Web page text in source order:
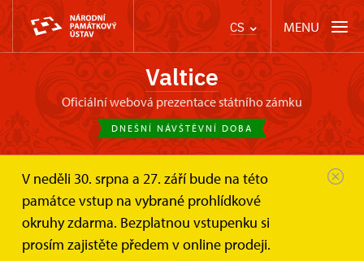
CS MENU
Valtice
oficiální webová prezentace státního zámku
DNEŠNÍ NÁVŠTĚVNÍ DOBA
V neděli 30. srpna a 27. září bude na této
památce vstup na vybrané prohlídkové
okruhy zdarma. Bezplatnou vstupenku si
prosím zajistěte předem v online prodeji.
Zámek Valtice
Informace pro návštěvníky
Prohlídkové okruhy
Národní soutěž vín a degustační...